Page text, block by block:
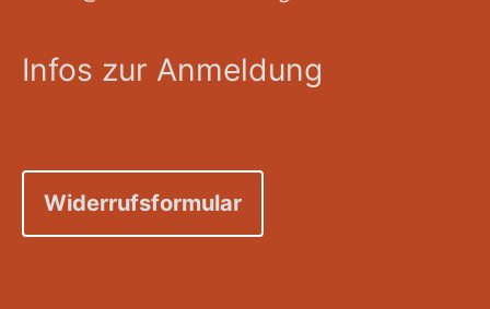
Infos zur Anmeldung
Widerrufsformular